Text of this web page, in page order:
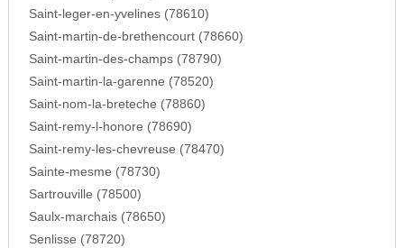
Saint-leger-en-yvelines (78610)
Saint-martin-de-brethencourt (78660)
Saint-martin-des-champs (78790)
Saint-martin-la-garenne (78520)
Saint-nom-la-breteche (78860)
Saint-remy-l-honore (78690)
Saint-remy-les-chevreuse (78470)
Sainte-mesme (78730)
Sartrouville (78500)
Saulx-marchais (78650)
Senlisse (78720)